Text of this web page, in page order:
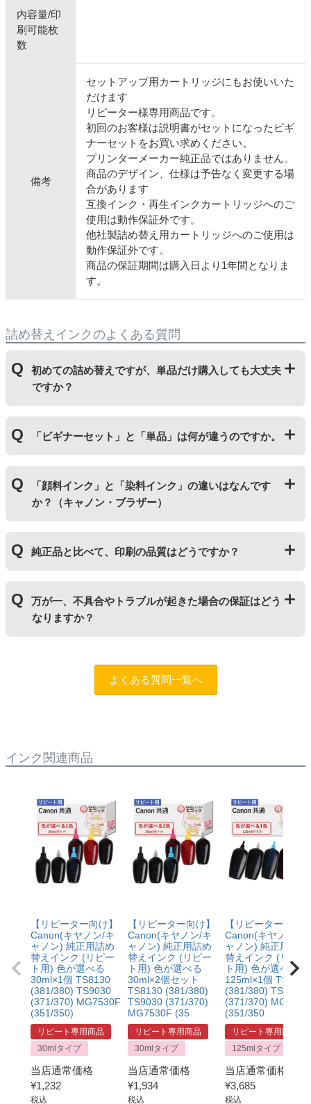
内容量/印
刷可能枚
数
備考
セットアップ用カートリッジにもお使いいた
だけます
リピーター様専用商品です。
初回のお客様は説明書がセットになったビギ
ナーセットをお買い求めください。
プリンターメーカー純正品ではありません。
商品のデザイン、仕様は予告なく変更する場
合があります
互換インク・再生インクカートリッジへのご
使用は動作保証外です。
他社製詰め替え用カートリッジへのご使用は
動作保証外です。
商品の保証期間は購入日より1年間となりま
す。
詰め替えインクのよくある質問
初めての詰め替えですが、単品だけ購入しても大丈夫
ですか？
をご購入ください。ビギナーセットには説明書を同封し
ておりますのでご覧いただき、正しく作業を行ってくだ
さい。単品商品には、詰め替えに必要な道具や説明書な
どが入っておりません。
「ビギナーセット」と「単品」は何が違うのですか。
いています。「単品」には説明書や道具が付いておりま
せんので、リピーター様向けに販売しております。
「顔料インク」と「染料インク」の違いはなんです
か？（キャノン・ブラザー）
せます。紫外線に強いため色の劣化が少なく、耐水性に
優れているため印字のにじみが少ないのが特徴です。
「染料インク」はインクが紙の繊維質に浸透して発色し
ます。インクを重ね合わせて細かく色合いを表現でき、
発色の良い鮮やかな仕上がりになるため、写真印刷に向
純正品と比べて、印刷の品質はどうですか？
写真やディスク(CDやDVD)など光沢のある用紙への印刷
は色味が異なる場合がありますのでご注意ください。ま
た、純正品と比べると色あせや劣化が進みやすいため、
ご注意ください。
万が一、不具合やトラブルが起きた場合の保証はどう
なりますか？
問合フォーム ふたつの保証
おりますので、ご購入商品とご使用プリンタ―について
よくある質問一覧へ
インク関連商品
【リピーター向け】
Canon(キヤノン/キ
ャノン) 純正用詰め
替えインク (リピー
ト用) 色が選べる
30ml×1個 TS8130
(381/380) TS9030
(371/370) MG7530F
(351/350)
リピート専用商品
30mlタイプ
当店通常価格
¥1,232
税込
【リピーター向け】
Canon(キヤノン/キ
ャノン) 純正用詰め
替えインク (リピー
ト用) 色が選べる
30ml×2個セット
TS8130 (381/380)
TS9030 (371/370)
MG7530F (35
リピート専用商品
30mlタイプ
当店通常価格
¥1,934
税込
【リピーター向け
Canon(キヤノン/キ
ャノン) 純正用詰め
替えインク (リピー
ト用) 色が選べる
125ml×1個 TS8130
(381/380) TS9030
(371/370)
(351/350
リピート専用商品
125mlタイプ
当店通常価格
¥3,685
税込